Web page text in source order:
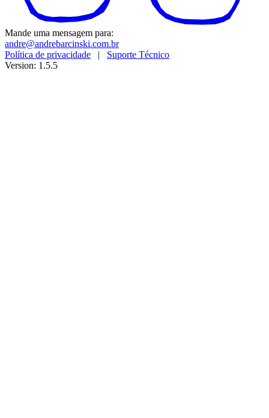
Mande uma mensagem para:
andre@andrebarcinski.com.br
Política de privacidade | Suporte Técnico
Version: 1.5.5